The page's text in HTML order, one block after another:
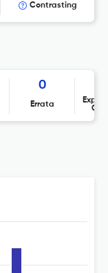
Contrasting
0
Errata